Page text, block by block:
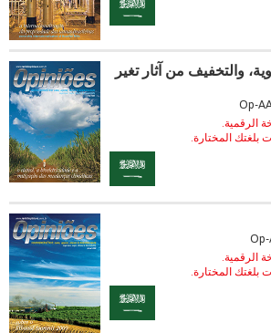
والتخفيف من آثار تغير
الرقمية.
بلغتك المختارة.
الرقمية.
بلغتك المختارة.